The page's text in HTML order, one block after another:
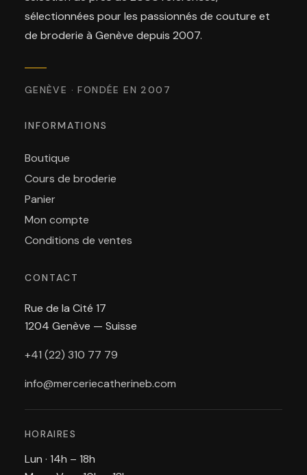
sélectionnées pour les passionnés de couture et
de broderie à Genève depuis 2007.
GENÈVE · FONDÉE EN 2007
INFORMATIONS
Boutique
Cours de broderie
Panier
Mon compte
Conditions de ventes
CONTACT
Rue de la Cité 17
1204 Genève — Suisse
+41 (22) 310 77 79
info@merceriecatherineb.com
HORAIRES
Lun · 14h – 18h